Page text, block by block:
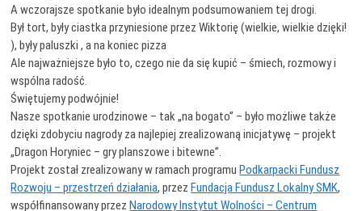
A wczorajsze spotkanie było idealnym podsumowaniem tej drogi.
Był tort, były ciastka przyniesione przez Wiktorię (wielkie, wielkie dzięki!
), były paluszki , a na koniec pizza
Ale najważniejsze było to, czego nie da się kupić – śmiech, rozmowy i
wspólna radość.
Świętujemy podwójnie!
Nasze spotkanie urodzinowe – tak „na bogato” – było możliwe także
dzięki zdobyciu nagrody za najlepiej zrealizowaną inicjatywę – projekt
„Dragon Horyniec – gry planszowe i bitewne”.
Projekt został zrealizowany w ramach programuPodkarpacki Fundusz
Rozwoju – przestrzeń działania, przezFundacja Fundusz Lokalny SMK,
współfinansowany przezNarodowy Instytut Wolności – Centrum